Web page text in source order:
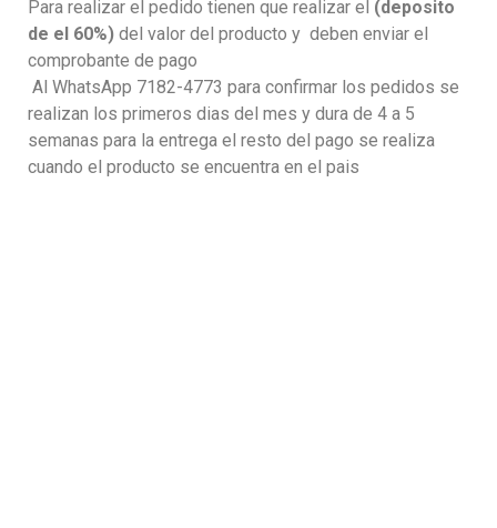
Para realizar el pedido tienen que realizar el (deposito
de el 60%) del valor del producto y deben enviar el
comprobante de pago
Al WhatsApp 7182-4773 para confirmar los pedidos se
realizan los primeros dias del mes y dura de 4 a 5
semanas para la entrega el resto del pago se realiza
cuando el producto se encuentra en el pais